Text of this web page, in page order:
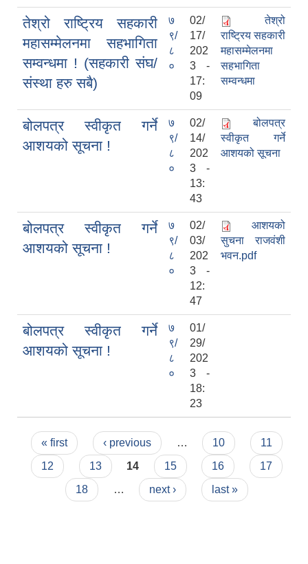
तेश्रो राष्ट्रिय सहकारी
महासम्मेलनमा सहभागिता
सम्वन्धमा ! (सहकारी संघ/
संस्था हरु सबै)
७
९/
८
०
02/
17/
202
3 -
17:
09
तेश्रो
राष्ट्रिय सहकारी
महासम्मेलनमा
सहभागिता
सम्वन्धमा
बोलपत्र स्वीकृत गर्ने
आशयको सूचना !
७
९/
८
०
02/
14/
202
3 -
13:
43
बोलपत्र
स्वीकृत गर्ने
आशयको सूचना
बोलपत्र स्वीकृत गर्ने
आशयको सूचना !
७
९/
८
०
02/
03/
202
3 -
12:
47
आशयको
सुचना राजवंशी
भवन.pdf
बोलपत्र स्वीकृत गर्ने
आशयको सूचना !
७
९/
८
०
01/
29/
202
3 -
18:
23
Pages
« first ‹ previous … 10
11
12
13 14 15 16
17
18
… next › last »